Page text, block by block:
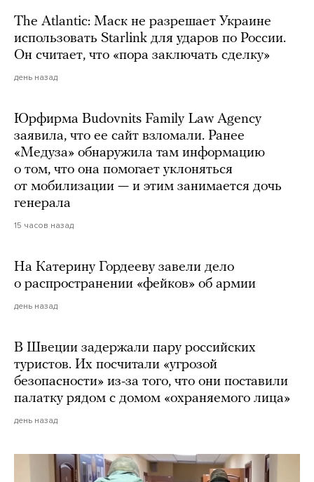
The Atlantic: Маск не разрешает Украине
использовать Starlink для ударов по России.
Он считает, что «пора заключать сделку»
день назад
Юрфирма Budovnits Family Law Agency
заявила, что ее сайт взломали. Ранее
«Медуза» обнаружила там информацию
о том, что она помогает уклоняться
от мобилизации — и этим занимается дочь
генерала
15 часов назад
На Катерину Гордееву завели дело
о распространении «фейков» об армии
день назад
В Швеции задержали пару российских
туристов. Их посчитали «угрозой
безопасности» из-за того, что они поставили
палатку рядом с домом «охраняемого лица»
день назад